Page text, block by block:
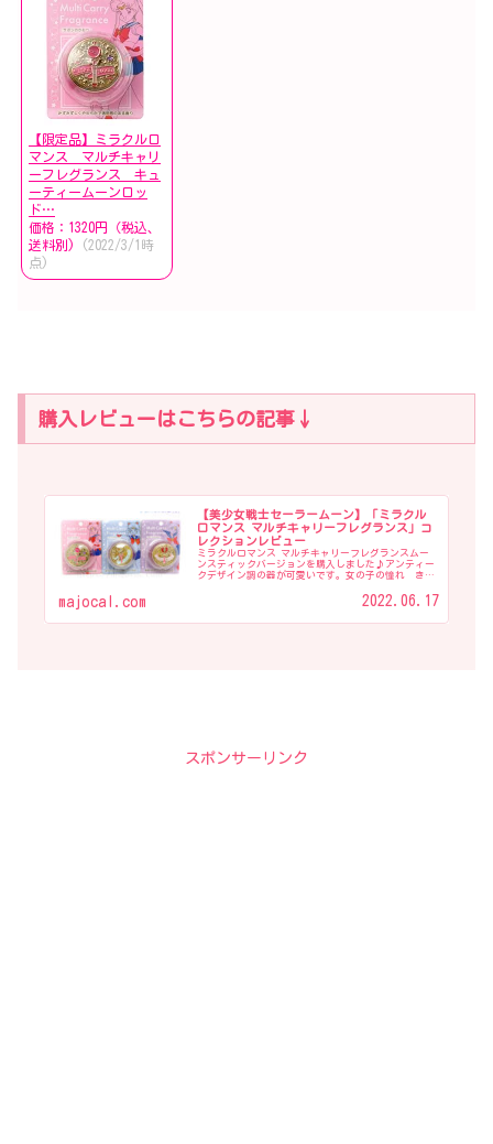
【限定品】ミラクルロ
マンス マルチキャリ
ーフレグランス キュ
ーティームーンロッ
ド…
価格：1320円（税込、
送料別)
(2022/3/1時
点)
購入レビューはこちらの記事↓
【美少女戦士セーラームーン】「ミラクル
ロマンス マルチキャリーフレグランス」コ
レクションレビュー
ミラクルロマンス マルチキャリーフレグランスムー
ンスティックバージョンを購入しました♪アンティー
クデザイン調の器が可愛いです。女の子の憧れ きら
美容成分配合で、しっとり密着感を感じる使い心
majocal.com 2022.06.17
スポンサーリンク